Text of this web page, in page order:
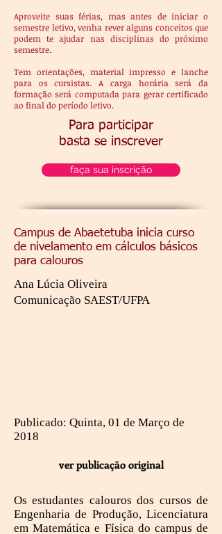
Aproveite suas férias, mas antes de iniciar o
semestre letivo, venha rever alguns conceitos que
podem te ajudar nas disciplinas do próximo
semestre.
Tem orientações, material impresso e lanche
para os cursistas. A carga horária será da
formação será computada para gerar certificado
ao final do período letivo.
Para participar
basta se inscrever
faça sua inscrição
Campus de Abaetetuba inicia curso
de nivelamento em cálculos básicos
para calouros
Ana Lúcia Oliveira
Comunicação SAEST/UFPA
Publicado: Quinta, 01 de Março de
2018
ver publicação original
Os estudantes calouros dos cursos de
Engenharia de Produção, Licenciatura
em Matemática e Fí­sica do campus de